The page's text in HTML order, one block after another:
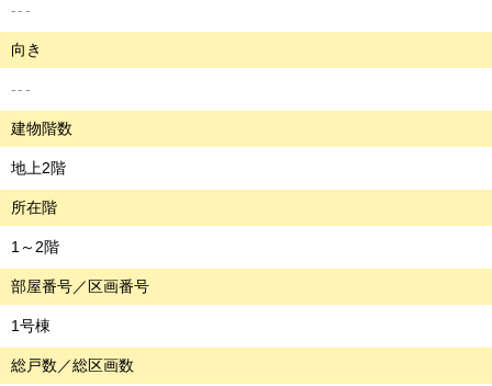
---
向き
---
建物階数
地上2階
所在階
1～2階
部屋番号／区画番号
1号棟
総戸数／総区画数